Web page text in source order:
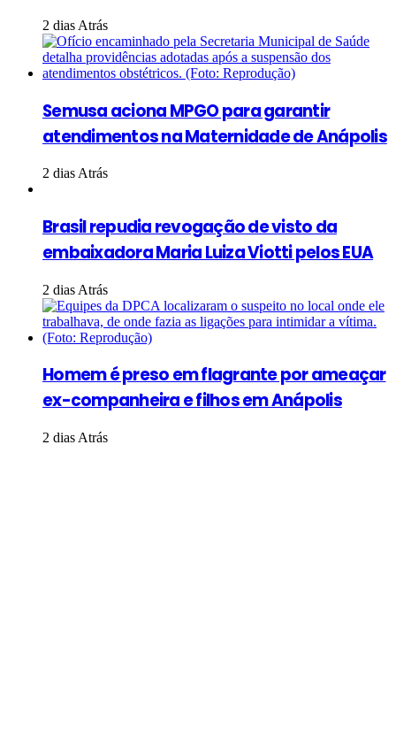
2 dias Atrás
Semusa aciona MPGO para garantir
atendimentos na Maternidade de Anápolis
2 dias Atrás
Brasil repudia revogação de visto da
embaixadora Maria Luiza Viotti pelos EUA
2 dias Atrás
Homem é preso em flagrante por ameaçar
ex-companheira e filhos em Anápolis
2 dias Atrás